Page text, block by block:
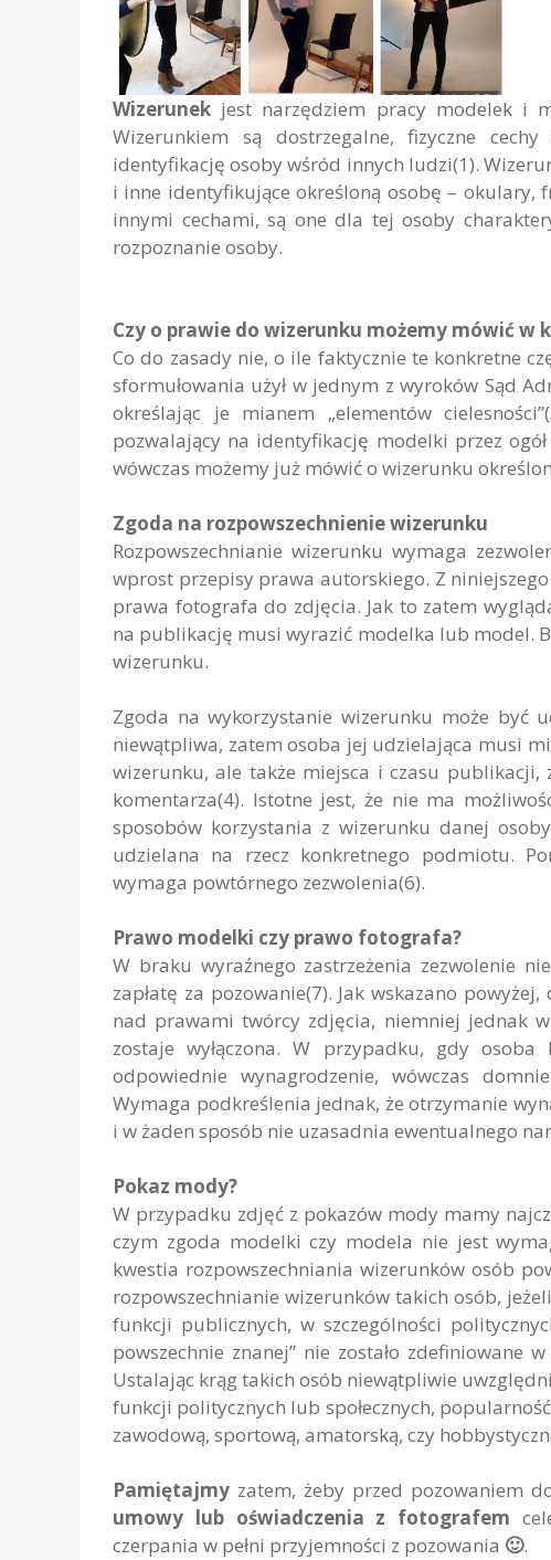
Wizerunek jest narzędziem pracy modelek i
Wizerunkiem są dostrzegalne, fizyczne
identyfikację osoby wśród innych ludzi(1).
i inne identyfikujące określoną osobę –
innymi cechami, są one dla tej osoby
rozpoznanie osoby.
Czy o prawie do wizerunku możemy mówić w
Co do zasady nie, o ile faktycznie te konkretne
sformułowania użył w jednym z wyroków Sąd
określając je mianem „elementów
pozwalający na identyfikację modelki przez
wówczas możemy już mówić o wizerunku
Zgoda na rozpowszechnienie wizerunku
Rozpowszechnianie wizerunku wymaga
wprost przepisy prawa autorskiego. Z
prawa fotografa do zdjęcia. Jak to zatem
na publikację musi wyrazić modelka lub model.
wizerunku.
Zgoda na wykorzystanie wizerunku może być
niewątpliwa, zatem osoba jej udzielająca musi
wizerunku, ale także miejsca i czasu
komentarza(4). Istotne jest, że nie ma
sposobów korzystania z wizerunku danej
udzielana na rzecz konkretnego podmiotu.
wymaga powtórnego zezwolenia(6).
Prawo modelki czy prawo fotografa?
W braku wyraźnego zastrzeżenia zezwolenie
zapłatę za pozowanie(7). Jak wskazano
nad prawami twórcy zdjęcia, niemniej jednak
zostaje wyłączona. W przypadku, gdy
odpowiednie wynagrodzenie, wówczas
Wymaga podkreślenia jednak, że otrzymanie
i w żaden sposób nie uzasadnia ewentualnego
Pokaz mody?
W przypadku zdjęć z pokazów mody mamy
czym zgoda modelki czy modela nie jest
kwestia rozpowszechniania wizerunków osób
rozpowszechnianie wizerunków takich osób,
funkcji publicznych, w szczególności
powszechnie znanej” nie zostało
Ustalając krąg takich osób niewątpliwie
funkcji politycznych lub społecznych,
zawodową, sportową, amatorską, czy
Pamiętajmy zatem, żeby przed pozowaniem
umowy lub oświadczenia z fotografem
czerpania w pełni przyjemności z pozowania 🙂.